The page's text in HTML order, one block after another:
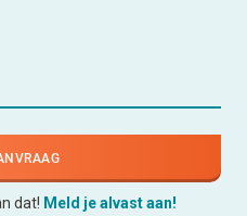
dat! Meld je alvast aan!